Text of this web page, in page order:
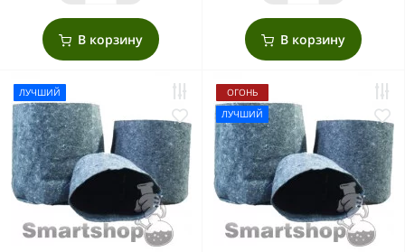
В корзину В корзину
ЛУЧШИЙ
ОГОНЬ
ЛУЧШИЙ